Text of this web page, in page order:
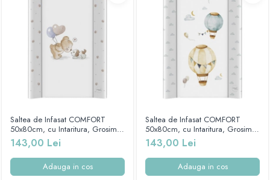
Saltea de Infasat COMFORT
50x80cm, cu Intaritura, Grosime
3cm, Sistem Anti-Alunecare,
Friends Forever 212-000-754
143,00 Lei
Adauga in cos
Saltea de Infasat COMFORT
50x80cm, cu Intaritura, Grosime
3cm, Sistem Anti-Alunecare,
Baloons 212-000-734
143,00 Lei
Adauga in cos